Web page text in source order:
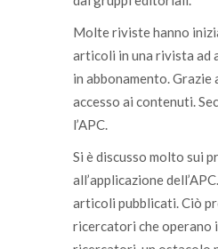
Molte riviste hanno
articoli in una rivista ad
in abbonamento.
accesso ai contenuti.
l’APC.
Si è discusso molto sui
all’applicazione
articoli pubblicati. Ciò
ricercatori che operano